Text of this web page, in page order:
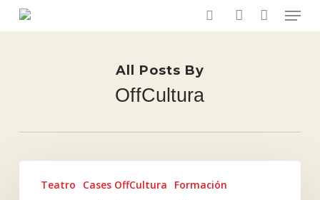
to
searchaccount
Menu
All Posts By
OffCultura
2022/23
Teatro Cases OffCultura
Formación